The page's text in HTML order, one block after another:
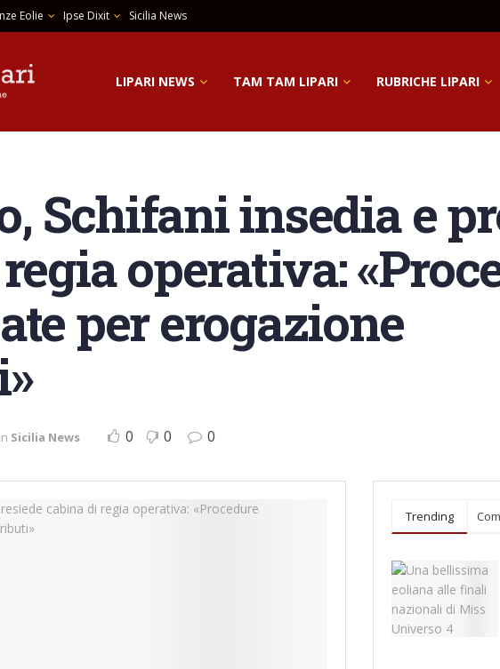
Eolie Ipse Dixit Sicilia News
LIPARI NEWS TAM TAM LIPARI RUBRICHE LIPARI
Schifani insedia e
operativa:
per erogazione
in Sicilia News 0 0 0
Trending